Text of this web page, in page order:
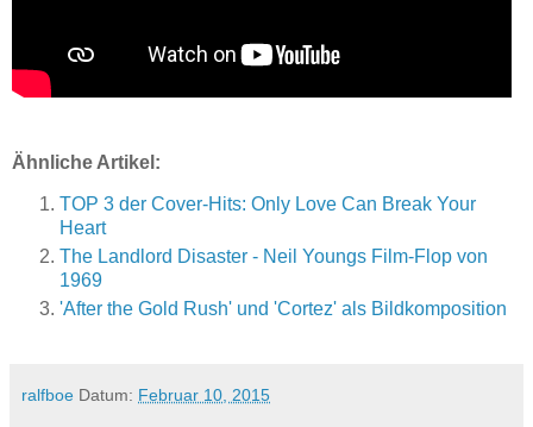
Ähnliche Artikel:
TOP 3 der Cover-Hits: Only Love Can Break Your
Heart
The Landlord Disaster - Neil Youngs Film-Flop von
1969
'After the Gold Rush' und 'Cortez' als Bildkomposition
ralfboe Datum: Februar 10, 2015